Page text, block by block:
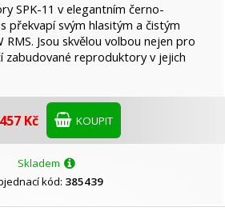
SPK-11 v elegantním černo-
překvapí svým hlasitým a čistým
RMS. Jsou skvělou volbou nejen pro
zabudované reproduktory v jejich
457 Kč KOUPIT
Skladem
kód: 385439